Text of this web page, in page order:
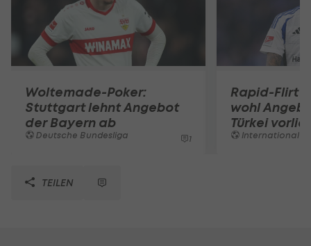
Woltemade-Poker:
Stuttgart lehnt Angebot
der Bayern ab
Deutsche Bundesliga 1
Rapid-Flirt
wohl
Türkei
International
TEILEN